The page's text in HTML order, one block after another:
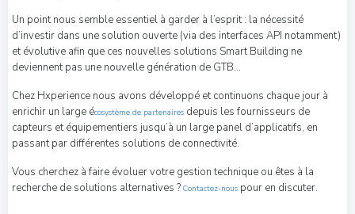
Un point nous semble essentiel à garder à l’esprit : la nécessité
d’investir dans une solution ouverte (via des interfaces API notamment)
et évolutive afin que ces nouvelles solutions Smart Building ne
deviennent pas une nouvelle génération de GTB…
Chez Hxperience nous avons développé et continuons chaque jour à
enrichir un large écosystème de partenaires depuis les fournisseurs de
capteurs et équipementiers jusqu’à un large panel d’applicatifs, en
passant par différentes solutions de connectivité.
Vous cherchez à faire évoluer votre gestion technique ou êtes à la
recherche de solutions alternatives ? Contactez-nous pour en discuter.